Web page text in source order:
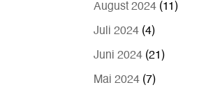
August 2024 (11)
Juli 2024 (4)
Juni 2024 (21)
Mai 2024 (7)